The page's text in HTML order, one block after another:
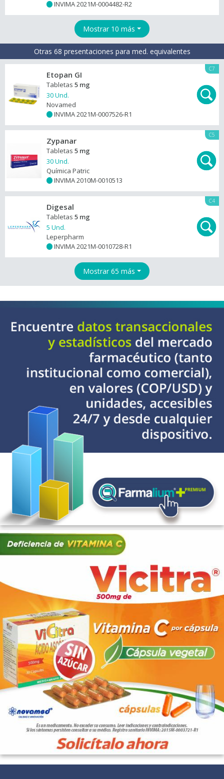
INVIMA 2021M-0004482-R2
Mostrar 10 más
Otras 68 presentaciones para med. equivalentes
C7
Etopan GI
Tabletas 5 mg
30 Und.
Novamed
INVIMA 2021M-0007526-R1
C5
Zypanar
Tabletas 5 mg
30 Und.
Química Patric
INVIMA 2010M-0010513
C4
Digesal
Tabletas 5 mg
5 Und.
Leperpharm
INVIMA 2021M-0010728-R1
Mostrar 65 más